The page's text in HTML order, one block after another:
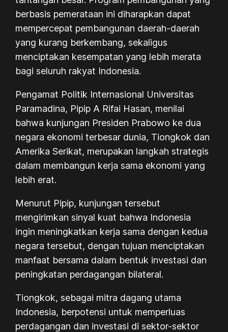
berbasis pemerataan ini diharapkan dapat
mempercepat pembangunan daerah-daerah
yang kurang berkembang, sekaligus
menciptakan kesempatan yang lebih merata
bagi seluruh rakyat Indonesia.
Pengamat Politik Internasional Universitas
Paramadina, Pipip A Rifai Hasan, menilai
bahwa kunjungan Presiden Prabowo ke dua
negara ekonomi terbesar dunia, Tiongkok dan
Amerika Serikat, merupakan langkah strategis
dalam membangun kerja sama ekonomi yang
lebih erat.
Menurut Pipip, kunjungan tersebut
mengirimkan sinyal kuat bahwa Indonesia
ingin meningkatkan kerja sama dengan kedua
negara tersebut, dengan tujuan menciptakan
manfaat bersama dalam bentuk investasi dan
peningkatan perdagangan bilateral.
Tiongkok, sebagai mitra dagang utama
Indonesia, berpotensi untuk memperluas
perdagangan dan investasi di sektor-sektor